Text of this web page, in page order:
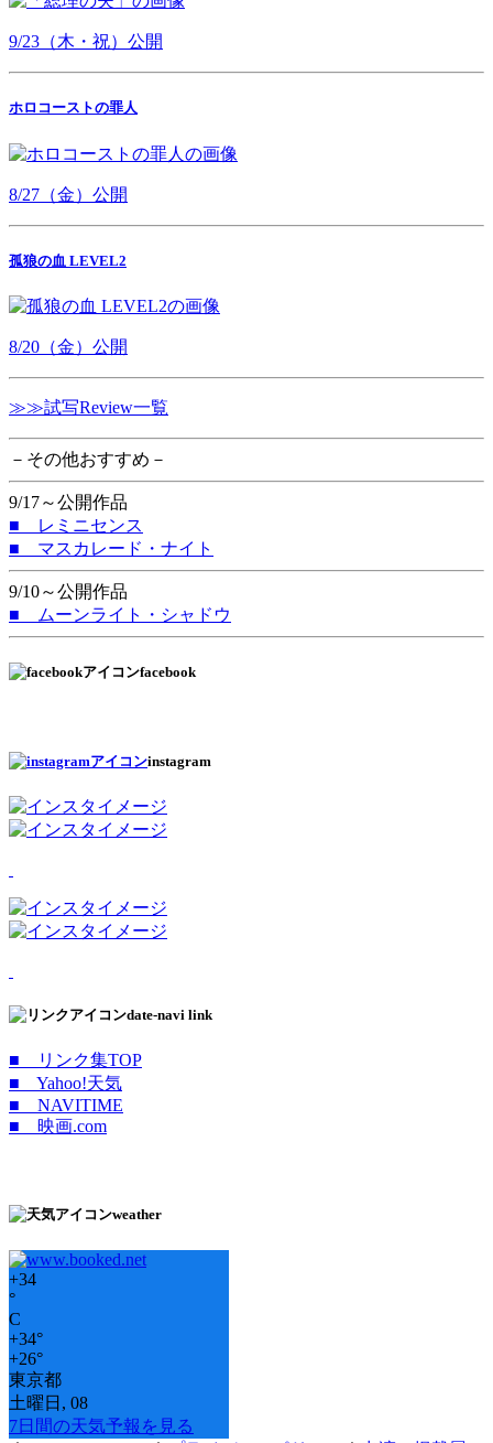
9/23（木・祝）公開
ホロコーストの罪人
8/27（金）公開
孤狼の血 LEVEL2
8/20（金）公開
≫≫試写Review一覧
－その他おすすめ－
9/17～公開作品
■ レミニセンス
■ マスカレード・ナイト
9/10～公開作品
■ ムーンライト・シャドウ
facebook
instagram
date-navi link
■ リンク集TOP
■ Yahoo!天気
■ NAVITIME
■ 映画.com
weather
+34
°
C
+34°
+26°
東京都
土曜日, 08
7日間の天気予報を見る